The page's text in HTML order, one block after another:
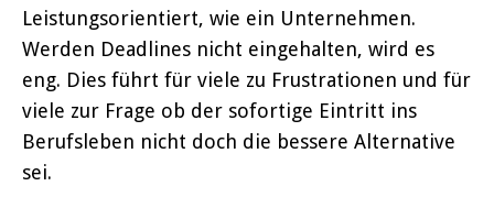
Leistungsorientiert, wie ein Unternehmen.
Werden Deadlines nicht eingehalten, wird es
eng. Dies führt für viele zu Frustrationen und für
viele zur Frage ob der sofortige Eintritt ins
Berufsleben nicht doch die bessere Alternative
sei.